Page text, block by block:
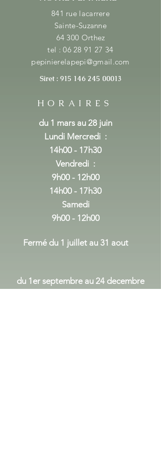
841 rue lacarrere
Sainte-Suzanne
64 300 Orthez
tel :06 28 91 27 34
pepinierelapepi@gmail.com
Siret : 915 146 245 00013
du 1 mars au 28 juin
Lundi Mercredi :
14h00 - 17h30
Vendredi :
9h00 - 12h00
14h00 - 17h30
Samedi
9h00 - 12h00
HORAIRES
du 1er septembre au 24 decembre
Fermé du 1 juillet au 31 aout